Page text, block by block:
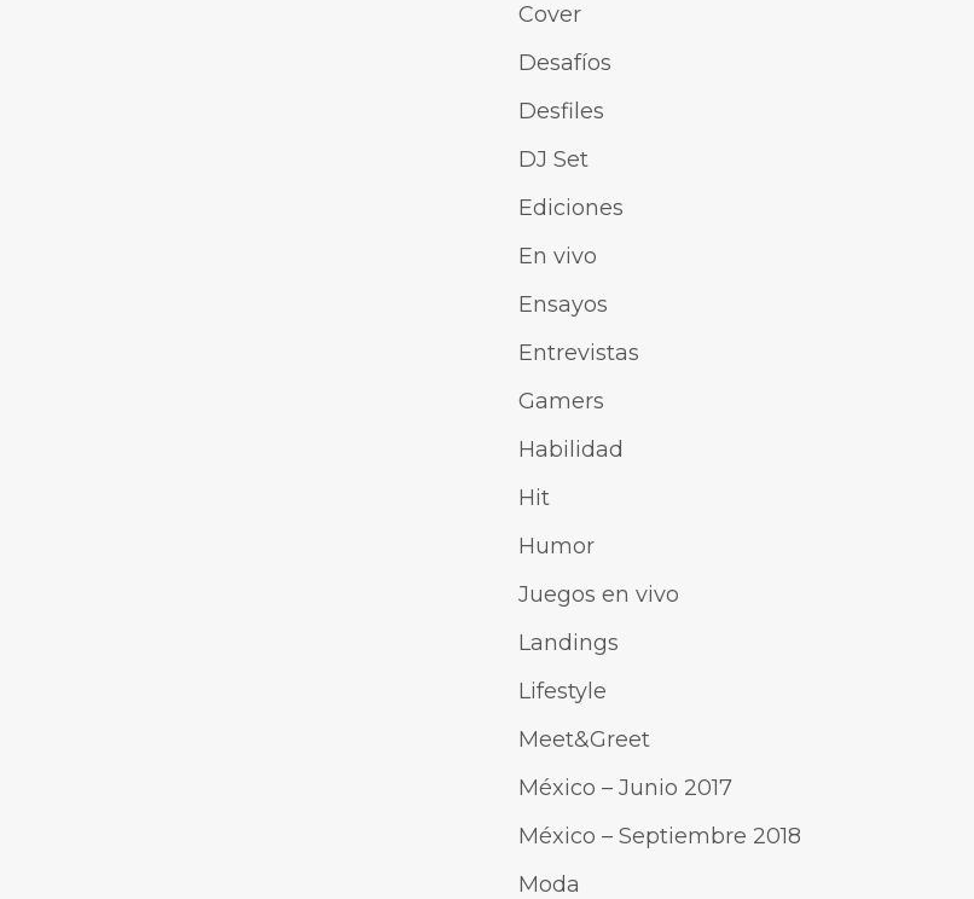
Cover
Desafíos
Desfiles
DJ Set
Ediciones
En vivo
Ensayos
Entrevistas
Gamers
Habilidad
Hit
Humor
Juegos en vivo
Landings
Lifestyle
Meet&Greet
México – Junio 2017
México – Septiembre 2018
Moda